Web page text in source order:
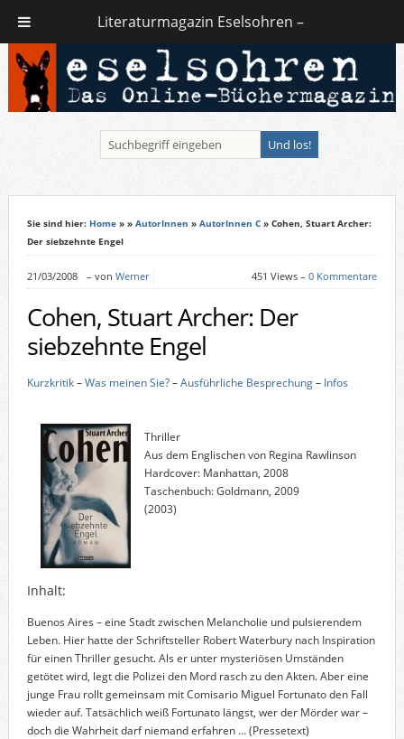
Sie sind hier: Home» » AutorInnen » AutorInnen C» Cohen, Stuart Archer:
Der siebzehnte Engel
21/03/2008 – von Werner 451 Views –0 Kommentare
Cohen, Stuart Archer: Der
siebzehnte Engel
Kurzkritik–Was meinen Sie?–Ausführliche Besprechung– Infos
Thriller
Aus dem Englischen von Regina Rawlinson
Hardcover: Manhattan, 2008
Taschenbuch: Goldmann, 2009
(2003)
Inhalt:
Buenos Aires – eine Stadt zwischen Melancholie und pulsierendem
Leben. Hier hatte der Schriftsteller Robert Waterbury nach Inspiration
für einen Thriller gesucht. Als er unter mysteriösen Umständen
getötet wird, legt die Polizei den Mord rasch zu den Akten. Aber eine
junge Frau rollt gemeinsam mit Comisario Miguel Fortunato den Fall
wieder auf. Tatsächlich weiß Fortunato längst, wer der Mörder war –
doch die Wahrheit darf niemand erfahren …(Pressetext)
Literaturmagazin Eselsohren –